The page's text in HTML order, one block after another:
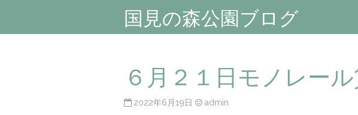
国見の森公園ブログ
６月２１日モノレー
2022年6月19日 admin